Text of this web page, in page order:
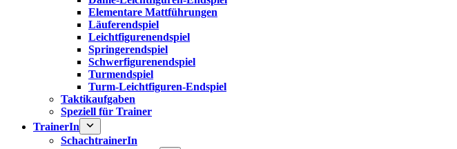
Elementare Mattführungen
Läuferendspiel
Leichtfigurenendspiel
Springerendspiel
Schwerfigurenendspiel
Turmendspiel
Turm-Leichtfiguren-Endspiel
Taktikaufgaben
Speziell für Trainer
TrainerIn
SchachtrainerIn